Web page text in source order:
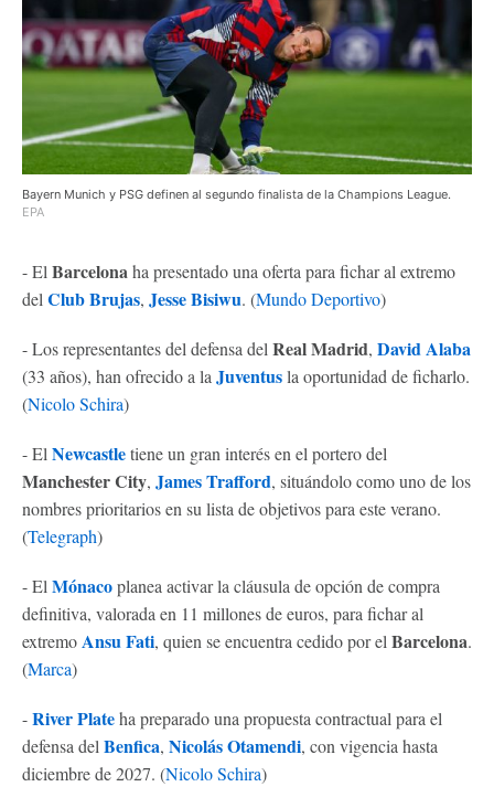
Bayern Munich y PSG definen al segundo finalista de la Champions League.
EPA
- El Barcelona ha presentado una oferta para fichar al extremo
del Club Brujas, Jesse Bisiwu. (Mundo Deportivo)
- Los representantes del defensa del Real Madrid, David Alaba
(33 años), han ofrecido a la Juventusla oportunidad de ficharlo.
(Nicolo Schira)
- El Newcastletiene un gran interés en el portero del
Manchester City, James Trafford, situándolo como uno de los
nombres prioritarios en su lista de objetivos para este verano.
(Telegraph)
- El Mónacoplanea activar la cláusula de opción de compra
definitiva, valorada en 11 millones de euros, para fichar al
extremo Ansu Fati, quien se encuentra cedido por el Barcelona.
(Marca)
-River Plateha preparado una propuesta contractual para el
defensa del Benfica, Nicolás Otamendi, con vigencia hasta
diciembre de 2027. (Nicolo Schira)